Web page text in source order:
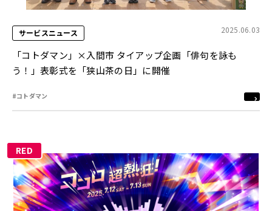
サービスニュース 2025.06.03
「コトダマン」×入間市 タイアップ企画「俳句を詠も
う！」表彰式を「狭山茶の日」に開催
#コトダマン
RED